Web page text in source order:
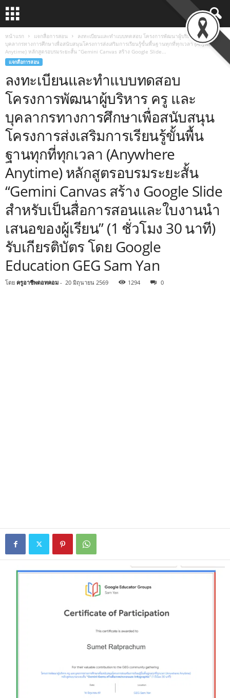
หน้าแรก แจกสื่อการสอน
ลงทะเบียนและทำแบบทดสอบ โครงการพัฒนาผู้บริหาร ครู และ
บุคลากรทางการศึกษาเพื่อสนับสนุนโครงการส่งเสริมการเรียนรู้ขั้นพื้นฐานทุกที่ทุกเวลา (Anywhere
Anytime) หลักสูตรอบรมระยะสั้น “Gemini Canvas สร้าง Google Slide...
แจกสื่อการสอน
ลงทะเบียนและทำแบบทดสอบ
โครงการพัฒนาผู้บริหาร ครู และ
บุคลากรทางการศึกษาเพื่อสนับสนุน
โครงการส่งเสริมการเรียนรู้ขั้นพื้น
ฐานทุกที่ทุกเวลา (Anywhere
Anytime) หลักสูตรอบรมระยะสั้น
“Gemini Canvas สร้าง Google Slide
สำหรับเป็นสื่อการสอนและใบงานนำ
เสนอของผู้เรียน” (1 ชั่วโมง 30 นาที)
รับเกียรติบัตร โดย Google
Education GEG Sam Yan
โดย ครูอาชีพดอทคอม - 20 มิถุนายน 2569 1294 0